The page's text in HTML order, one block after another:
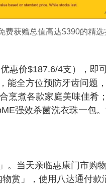
费获赠总值高达$390的精选
惠价$187.6/4支），即
能全方位预防牙齿问题
烹煮各款家庭美味佳肴
强效杀菌洗衣珠一包
。当天亲临惠康门市购
赏」，使用八达通付款